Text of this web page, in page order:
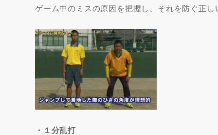
ゲーム中のミスの原因を把握し、それを防ぐ正
・１分乱打